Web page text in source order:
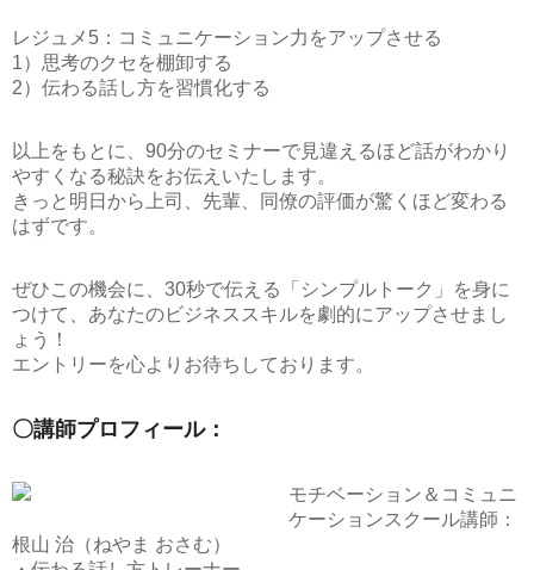
レジュメ5：コミュニケーション力をアップさせる
1）思考のクセを棚卸する
2）伝わる話し方を習慣化する
以上をもとに、90分のセミナーで見違えるほど話がわかり
やすくなる秘訣をお伝えいたします。
きっと明日から上司、先輩、同僚の評価が驚くほど変わる
はずです。
ぜひこの機会に、30秒で伝える「シンプルトーク」を身に
つけて、あなたのビジネススキルを劇的にアップさせまし
ょう！
エントリーを心よりお待ちしております。
〇講師プロフィール：
モチベーション＆コミュニ
ケーションスクール講師：
根山 治（ねやま おさむ）